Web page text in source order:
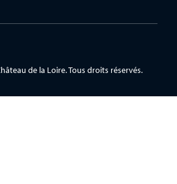
de la Loire. Tous droits réservés.